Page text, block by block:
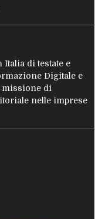
di testate e
Digitale e
missione di
nelle imprese